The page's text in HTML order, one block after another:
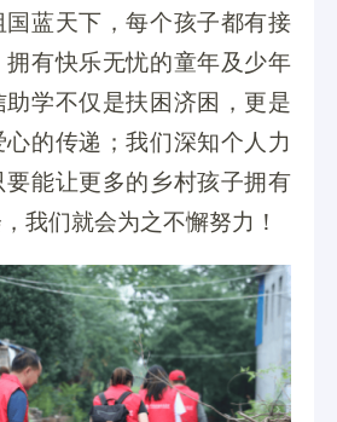
蓝天下，每个孩子都有接
拥有快乐无忧的童年及少年
学不仅是扶困济困，更是
的传递；我们深知个人力
能让更多的乡村孩子拥有
我们就会为之不懈努力！